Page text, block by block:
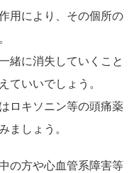
用により、その個所の
緒に消失していくこと
ていいでしょう。
ロキソニン等の頭痛薬
ましょう。
の方や心血管系障害等